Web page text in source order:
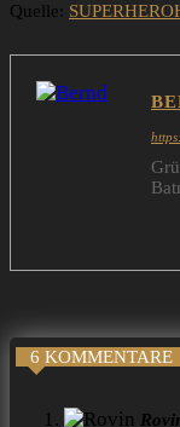
Quelle:
6 KOMMENTARE